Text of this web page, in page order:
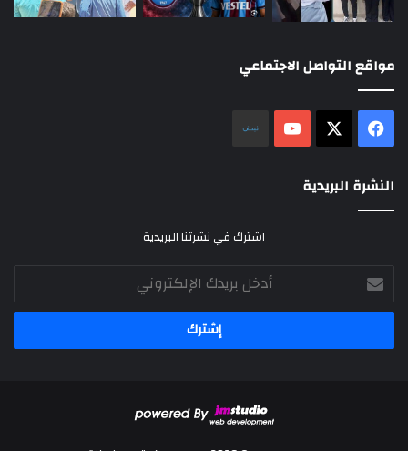
مواقع التواصل الاجتماعي
فيسبوك ‫YouTube
النشرة البريدية
اشترك في نشرتنا البريدية
أدخل
بريدك
الإلكتروني